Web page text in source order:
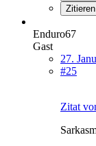
Zitieren
Enduro67
Gast
27.
#25
Zitat